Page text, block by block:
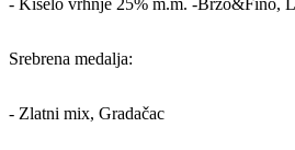
- Kiselo vrhnje 25% m.m. -Brzo&Fino,
Srebrena medalja:
- Zlatni mix, Gradačac